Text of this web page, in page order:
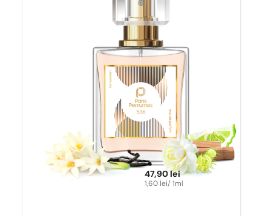
47,90 lei
1,60 lei/ 1ml